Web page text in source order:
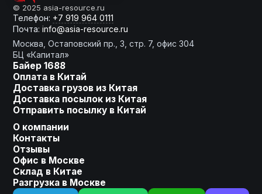
Готовы получить расчет?
От слов к делу
Ваше имя
Оставьте заявку, мы сделаем
для Вас индивидуальное
предложение!
© 2025 asia-resource.ru
Телефон: +7 919 964 0111
Почта: info@asia-resource.ru
Москва, Остаповский пр., 3, стр. 7, офис 304
БЦ «Капитал»
Байер 1688
Оплата в Китай
Доставка грузов из Китая
Доставка посылок из Китая
Отправить посылку в Китай
О компании
Контакты
Отзывы
Офис в Москве
Склад в Китае
Разгрузка в Москве